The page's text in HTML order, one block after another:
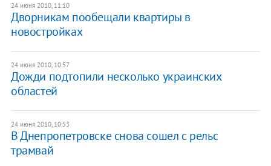
24 июня 2010, 11:10
Дворникам пообещали квартиры в
новостройках
24 июня 2010, 10:57
Дожди подтопили несколько украинских
областей
24 июня 2010, 10:53
В Днепропетровске снова сошел с рельс
трамвай